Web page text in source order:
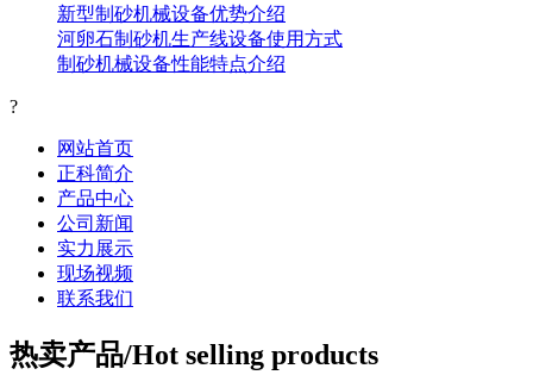
新型制砂机械设备优势介绍
河卵石制砂机生产线设备使用方式
制砂机械设备性能特点介绍
?
网站首页
正科简介
产品中心
公司新闻
实力展示
现场视频
联系我们
热卖产品/Hot selling products